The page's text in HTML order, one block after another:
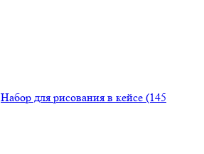
Набор для рисования в кейсе (145